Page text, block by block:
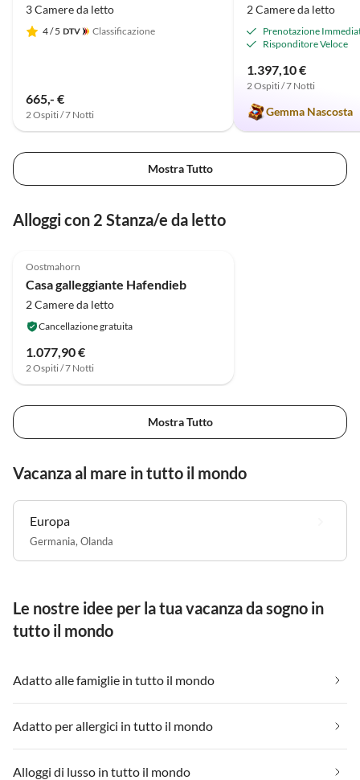
3 Camere da letto
4/ 5 Classificazione
665,- €
2 Ospiti / 7 Notti
2 Camere da letto
Prenotazione
Risponditore Veloce
1.397,10 €
2 Ospiti / 7 Notti
Gemma Nascosta
Mostra Tutto
Alloggi con 2 Stanza/e da letto
Oostmahorn
Casa galleggiante Hafendieb
2 Camere da letto
Cancellazione gratuita
1.077,90 €
2 Ospiti / 7 Notti
Mostra Tutto
Vacanza al mare in tutto il mondo
Europa
Germania, Olanda
Le nostre idee per la tua vacanza da sogno in
tutto il mondo
Adatto alle famiglie in tutto il mondo
Adatto per allergici in tutto il mondo
Alloggi di lusso in tutto il mondo